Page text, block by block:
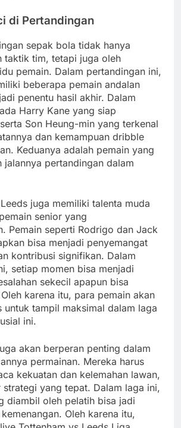
di Pertandingan
sepak bola tidak hanya
taktik tim, tetapi juga oleh
pemain. Dalam pertandingan ini,
beberapa pemain andalan
penentu hasil akhir. Dalam
Harry Kane yang siap
Son Heung-min yang terkenal
dan kemampuan dribble
Keduanya adalah pemain yang
jalannya pertandingan dalam
juga memiliki talenta muda
senior yang
Pemain seperti Rodrigo dan Jack
bisa menjadi penyemangat
kontribusi signifikan. Dalam
setiap momen bisa menjadi
sekecil apapun bisa
karena itu, para pemain akan
untuk tampil maksimal dalam laga
ini.
akan berperan penting dalam
permainan. Mereka harus
kekuatan dan kelemahan lawan,
strategi yang tepat. Dalam laga ini,
diambil oleh pelatih bisa jadi
Oleh karena itu,